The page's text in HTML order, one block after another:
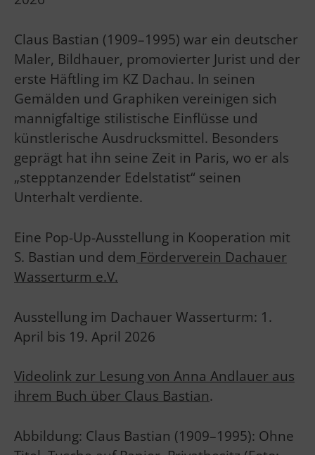
Claus Bastian (1909–1995) war ein deutscher
Maler, Bildhauer, promovierter Jurist und der
erste Häftling im KZ Dachau. In seinen
Gemälden und Graphiken vereinigen sich
mannigfaltige stilistische Einflüsse und
künstlerische Ausdrucksmittel. Besonders
geprägt hat ihn seine Zeit in Paris, wo er als
„stepptanzender Edelstatist“ seinen
Unterhalt verdiente.
Eine Pop-Up-Ausstellung in Kooperation mit
S. Bastian und dem Förderverein Dachauer
Wasserturm e.V.
Ausstellung im Dachauer Wasserturm: 1.
April bis 19. April 2026
Videolink zur Lesung von Anna Andlauer aus
ihrem Buch über Claus Bastian.
Abbildung: Claus Bastian (1909–1995): Ohne